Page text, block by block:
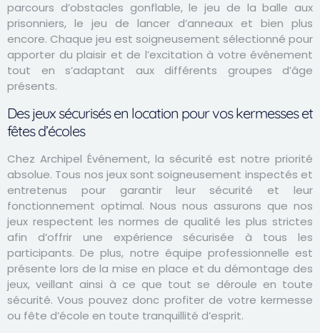
parcours d’obstacles gonflable, le jeu de la balle aux
prisonniers, le jeu de lancer d’anneaux et bien plus
encore. Chaque jeu est soigneusement sélectionné pour
apporter du plaisir et de l’excitation à votre événement
tout en s’adaptant aux différents groupes d’âge
présents.
Des jeux sécurisés en location pour vos kermesses et
fêtes d’écoles
Chez Archipel Événement, la sécurité est notre priorité
absolue. Tous nos jeux sont soigneusement inspectés et
entretenus pour garantir leur sécurité et leur
fonctionnement optimal. Nous nous assurons que nos
jeux respectent les normes de qualité les plus strictes
afin d’offrir une expérience sécurisée à tous les
participants. De plus, notre équipe professionnelle est
présente lors de la mise en place et du démontage des
jeux, veillant ainsi à ce que tout se déroule en toute
sécurité. Vous pouvez donc profiter de votre kermesse
ou fête d’école en toute tranquillité d’esprit.